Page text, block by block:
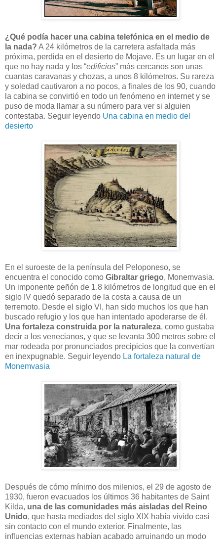
¿Qué podía hacer una cabina telefónica en el medio de
la nada? A 24 kilómetros de la carretera asfaltada más
próxima, perdida en el desierto de Mojave. Es un lugar en el
que no hay nada y los “edificios” más cercanos son unas
cuantas caravanas y chozas, a unos 8 kilómetros. Su rareza
y soledad cautivaron a no pocos, a finales de los 90, cuando
la cabina se convirtió en todo un fenómeno en internet y se
puso de moda llamar a su número para ver si alguien
contestaba. Seguir leyendo Una cabina en medio del
desierto
En el suroeste de la península del Peloponeso, se
encuentra el conocido como Gibraltar griego, Monemvasia.
Un imponente peñón de 1.8 kilómetros de longitud que en el
siglo IV quedó separado de la costa a causa de un
terremoto. Desde el siglo VI, han sido muchos los que han
buscado refugio y los que han intentado apoderarse de él.
Una fortaleza construida por la naturaleza, como gustaba
decir a los venecianos, y que se levanta 300 metros sobre el
mar rodeada por pronunciados precipicios que la convertían
en inexpugnable. Seguir leyendo La fortaleza natural de
Monemvasia
Después de cómo mínimo dos milenios, el 29 de agosto de
1930, fueron evacuados los últimos 36 habitantes de Saint
Kilda, una de las comunidades más aisladas del Reino
Unido, que hasta mediados del siglo XIX había vivido casi
sin contacto con el mundo exterior. Finalmente, las
influencias externas habían acabado arruinando un modo